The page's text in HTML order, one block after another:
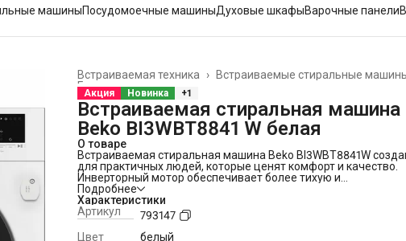
машиныПосудомоечные машиныДуховые шкафыВарочные панели
Встраиваемые стиральные
Встраиваемая техника
›
Главная ›
Акция Новинка +1
Встраиваемая стиральная машина
Beko BI3WBT8841 W белая
О товаре
Встраиваемая стиральная машина Beko BI3WBT8841W
для практичных людей, которые ценят комфорт и качество.
Инверторный мотор обеспечивает более тихую и
энергоэффективную работу, а также продлевает срок службы
устройства. 15 автоматических программ и большое
функций позволят подобрать оптимальные параметры для
любой задачи.
В стиральной машине Beko BI3WBT8841W предусмотрена
Подробнее
Характеристики
Артикул
793147
Цвет
белый